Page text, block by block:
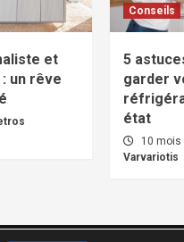
et
un rêve
Conseils
5
garder
état
10 mois
Varvariotis